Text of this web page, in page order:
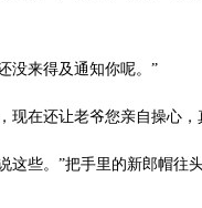
来得及通知你呢。”
在还让老爷您亲自操心，
些。”把手里的新郎帽往